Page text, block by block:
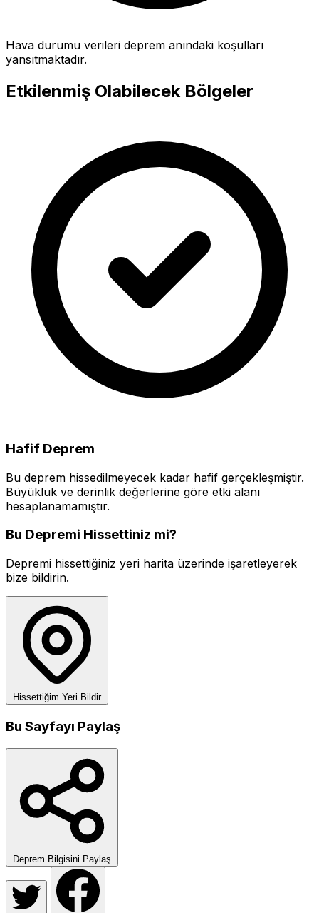
Hava durumu verileri deprem anındaki koşulları
yansıtmaktadır.
Etkilenmiş Olabilecek Bölgeler
Hafif Deprem
Bu deprem hissedilmeyecek kadar hafif gerçekleşmiştir.
Büyüklük ve derinlik değerlerine göre etki alanı
hesaplanamamıştır.
Bu Depremi Hissettiniz mi?
Depremi hissettiğiniz yeri harita üzerinde işaretleyerek
bize bildirin.
Hissettiğim Yeri Bildir
Bu Sayfayı Paylaş
Deprem Bilgisini Paylaş